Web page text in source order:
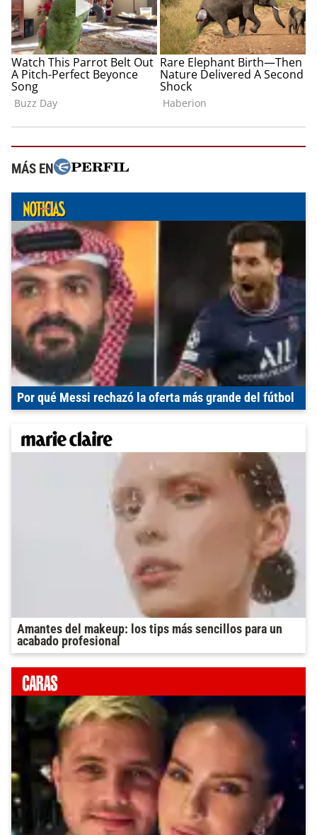
MÁS EN
Por qué Messi rechazó la oferta más grande del fútbol
Amantes del makeup: los tips más sencillos para un
acabado profesional